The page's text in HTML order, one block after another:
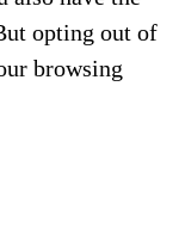
opting out of
browsing